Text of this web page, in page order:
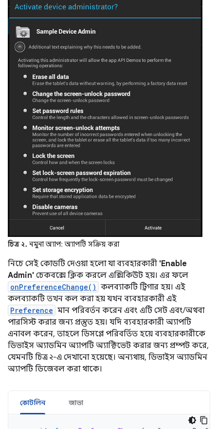
চিত্র ২. নমুনা অ্যাপ: অ্যাপটি সক্রিয় করা
নিচে সেই কোডটি দেওয়া হলো যা ব্যবহারকারী 'Enable
Admin' চেকবক্সে ক্লিক করলে এক্সিকিউট হয়। এর ফলে
onPreferenceChange() কলব্যাকটি ট্রিগার হয়। এই
কলব্যাকটি তখন কল করা হয় যখন ব্যবহারকারী এই
Preference মান পরিবর্তন করেন এবং এটি সেট এবং/অথবা
পারসিস্ট করার জন্য প্রস্তুত হয়। যদি ব্যবহারকারী অ্যাপটি
এনাবল করেন, তাহলে ডিসপ্লে পরিবর্তিত হয়ে ব্যবহারকারীকে
ডিভাইস অ্যাডমিন অ্যাপটি অ্যাক্টিভেট করার জন্য প্রম্পট করে,
যেমনটি চিত্র ২-এ দেখানো হয়েছে। অন্যথায়, ডিভাইস অ্যাডমিন
অ্যাপটি ডিজেবল করা থাকে।
কোটলিন জাভা